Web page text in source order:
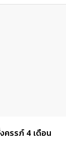
ติบโต พัฒนาการการเ
ครรภ์ 4 เดือน